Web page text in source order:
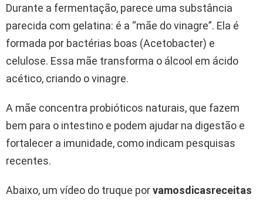
Durante a fermentação, parece uma substância
parecida com gelatina: é a “mãe do vinagre”. Ela é
formada por bactérias boas (Acetobacter) e
celulose. Essa mãe transforma o álcool em ácido
acético, criando o vinagre.
A mãe concentra probióticos naturais, que fazem
bem para o intestino e podem ajudar na digestão e
fortalecer a imunidade, como indicam pesquisas
recentes.
Abaixo, um vídeo do truque porvamosdicasreceitas